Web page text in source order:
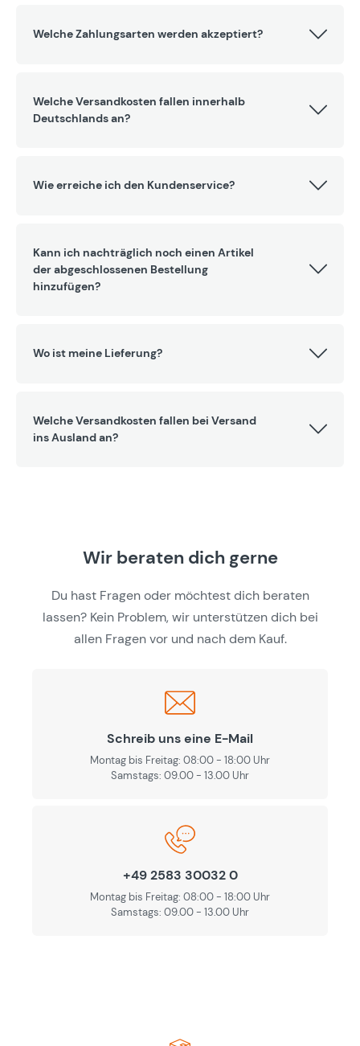
Welche Zahlungsarten werden akzeptiert?
Welche Versandkosten fallen innerhalb
Deutschlands an?
Wie erreiche ich den Kundenservice?
Kann ich nachträglich noch einen Artikel
der abgeschlossenen Bestellung
hinzufügen?
Wo ist meine Lieferung?
Welche Versandkosten fallen bei Versand
ins Ausland an?
Wir beraten dich gerne
Du hast Fragen oder möchtest dich beraten
lassen? Kein Problem, wir unterstützen dich bei
allen Fragen vor und nach dem Kauf.
Schreib uns eine E-Mail
Montag bis Freitag: 08:00 - 18:00 Uhr
Samstags: 09.00 - 13.00 Uhr
+49 2583 30032 0
Montag bis Freitag: 08:00 - 18:00 Uhr
Samstags: 09.00 - 13.00 Uhr